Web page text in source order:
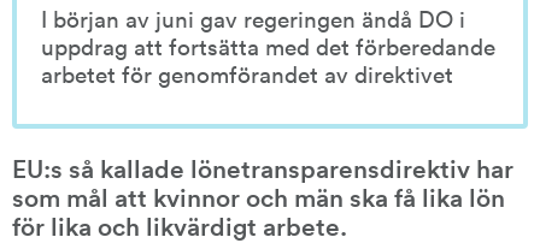
I början av juni gav regeringen ändå DO i
uppdrag att fortsätta med det förberedande
arbetet för genomförandet av direktivet
EU:s så kallade lönetransparensdirektiv har
som mål att kvinnor och män ska få lika lön
för lika och likvärdigt arbete.